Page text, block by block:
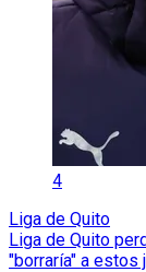
4
Liga de Quito
Liga de Quito
"borraría" a estos